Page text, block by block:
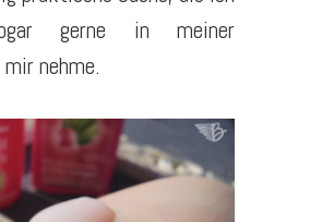
gerne in meiner
nehme.